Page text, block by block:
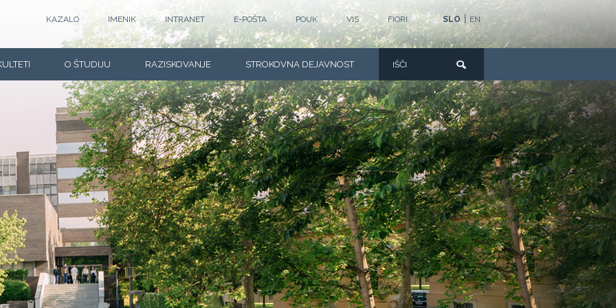
SLO EN
KAZALO IMENIK INTRANET E-POŠTA POUK VIS FIORI
O ŠTUDIJU RAZISKOVANJE STROKOVNA DEJAVNOST